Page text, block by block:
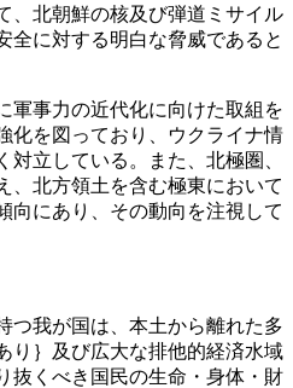
、北朝鮮の核及び弾道ミサイル
全に対する明白な脅威であると
事力の近代化に向けた取組を
化を図っており、ウクライナ情
立している。また、北極圏、
、北方領土を含む極東において
向にあり、その動向を注視して
我が国は、本土から離れた多
り｝及び広大な排他的経済水域
抜くべき国民の生命・身体・財